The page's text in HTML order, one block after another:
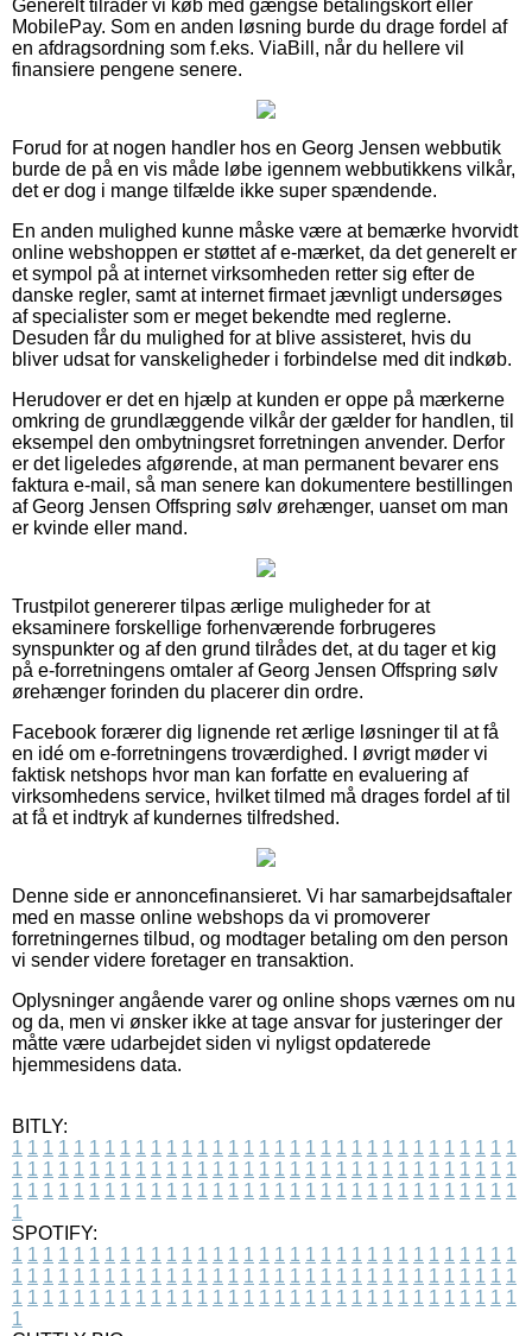
Generelt tilråder vi køb med gængse betalingskort eller
MobilePay. Som en anden løsning burde du drage fordel af
en afdragsordning som f.eks. ViaBill, når du hellere vil
finansiere pengene senere.
Forud for at nogen handler hos en Georg Jensen webbutik
burde de på en vis måde løbe igennem webbutikkens vilkår,
det er dog i mange tilfælde ikke super spændende.
En anden mulighed kunne måske være at bemærke hvorvidt
online webshoppen er støttet af e-mærket, da det generelt er
et sympol på at internet virksomheden retter sig efter de
danske regler, samt at internet firmaet jævnligt undersøges
af specialister som er meget bekendte med reglerne.
Desuden får du mulighed for at blive assisteret, hvis du
bliver udsat for vanskeligheder i forbindelse med dit indkøb.
Herudover er det en hjælp at kunden er oppe på mærkerne
omkring de grundlæggende vilkår der gælder for handlen, til
eksempel den ombytningsret forretningen anvender. Derfor
er det ligeledes afgørende, at man permanent bevarer ens
faktura e-mail, så man senere kan dokumentere bestillingen
af Georg Jensen Offspring sølv ørehænger, uanset om man
er kvinde eller mand.
Trustpilot genererer tilpas ærlige muligheder for at
eksaminere forskellige forhenværende forbrugeres
synspunkter og af den grund tilrådes det, at du tager et kig
på e-forretningens omtaler af Georg Jensen Offspring sølv
ørehænger forinden du placerer din ordre.
Facebook forærer dig lignende ret ærlige løsninger til at få
en idé om e-forretningens troværdighed. I øvrigt møder vi
faktisk netshops hvor man kan forfatte en evaluering af
virksomhedens service, hvilket tilmed må drages fordel af til
at få et indtryk af kundernes tilfredshed.
Denne side er annoncefinansieret. Vi har samarbejdsaftaler
med en masse online webshops da vi promoverer
forretningernes tilbud, og modtager betaling om den person
vi sender videre foretager en transaktion.
Oplysninger angående varer og online shops værnes om nu
og da, men vi ønsker ikke at tage ansvar for justeringer der
måtte være udarbejdet siden vi nyligst opdaterede
hjemmesidens data.
BITLY:
1 1 1 1 1 1 1 1 1 1 1 1 1 1 1 1 1 1 1 1 1 1 1 1 1 1 1 1 1 1 1 1 1
1 1 1 1 1 1 1 1 1 1 1 1 1 1 1 1 1 1 1 1 1 1 1 1 1 1 1 1 1 1 1 1 1
1 1 1 1 1 1 1 1 1 1 1 1 1 1 1 1 1 1 1 1 1 1 1 1 1 1 1 1 1 1 1 1 1
1
SPOTIFY:
1 1 1 1 1 1 1 1 1 1 1 1 1 1 1 1 1 1 1 1 1 1 1 1 1 1 1 1 1 1 1 1 1
1 1 1 1 1 1 1 1 1 1 1 1 1 1 1 1 1 1 1 1 1 1 1 1 1 1 1 1 1 1 1 1 1
1 1 1 1 1 1 1 1 1 1 1 1 1 1 1 1 1 1 1 1 1 1 1 1 1 1 1 1 1 1 1 1 1
1